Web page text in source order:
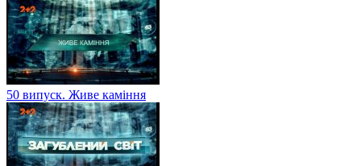
50 випуск. Живе каміння